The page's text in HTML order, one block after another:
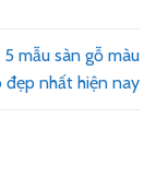
mẫu sàn gỗ màu
đẹp nhất hiện nay